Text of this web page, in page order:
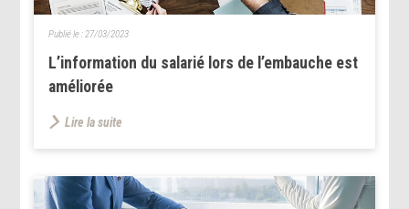
L’information du salarié lors de l’embauche est
améliorée
Publié le : 27/03/2023
Lire la suite